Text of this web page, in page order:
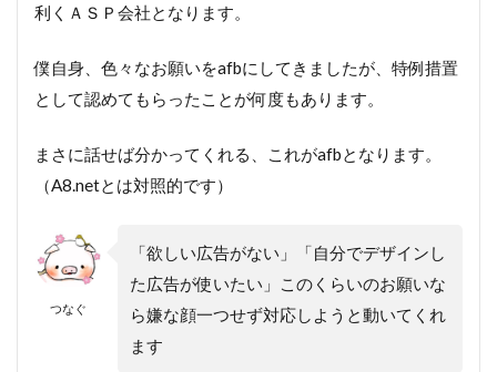
利くＡＳＰ会社となります。
僕自身、色々なお願いをafbにしてきましたが、特例措置
として認めてもらったことが何度もあります。
まさに話せば分かってくれる、これがafbとなります。
（A8.netとは対照的です）
つなぐ
「欲しい広告がない」「自分でデザインし
た広告が使いたい」このくらいのお願いな
ら嫌な顔一つせず対応しようと動いてくれ
ます